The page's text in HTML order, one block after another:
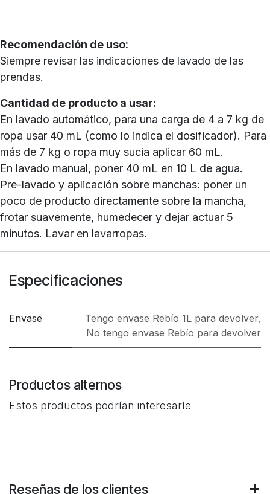
Recomendación de uso:
Siempre revisar las indicaciones de lavado de las
prendas.
Cantidad de producto a usar:
En lavado automático, para una carga de 4 a 7 kg de
ropa usar 40 mL (como lo indica el dosificador). Para
más de 7 kg o ropa muy sucia aplicar 60 mL.
En lavado manual, poner 40 mL en 10 L de agua.
Pre-lavado y aplicación sobre manchas: poner un
poco de producto directamente sobre la mancha,
frotar suavemente, humedecer y dejar actuar 5
minutos. Lavar en lavarropas.
Especificaciones
Envase Tengo envase Rebío 1L para devolver,
No tengo envase Rebío para devolver
Productos alternos
Estos productos podrían interesarle
Reseñas de los clientes